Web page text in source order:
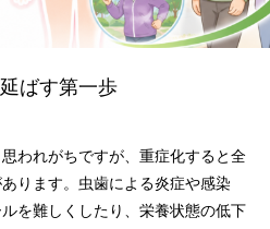
ばす第一歩
われがちですが、重症化すると全
ります。虫歯による炎症や感染
を難しくしたり、栄養状態の低下